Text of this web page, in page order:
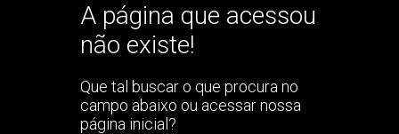
A página que acessou
não existe!
Que tal buscar o que procura no
campo abaixo ou acessar nossa
página inicial?